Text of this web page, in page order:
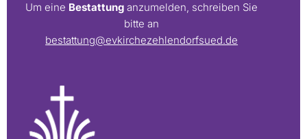
Um eine Bestattung anzumelden, schreiben Sie
bitte an
bestattung@evkirchezehlendorfsued.de